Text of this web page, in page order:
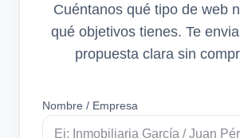
Cuéntanos qué tipo de web
qué objetivos tienes. Te
propuesta clara sin
Nombre / Empresa